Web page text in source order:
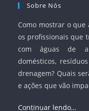
Sobre Nós
Como mostrar o que
os profissionais que
com águas de
domésticos,
drenagem? Quais
e ações que vão
Continuar lendo…